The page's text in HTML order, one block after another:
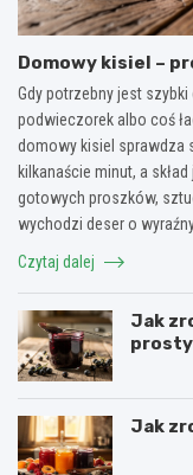
Domowy kisiel –
Gdy potrzebny jest
podwieczorek albo coś
domowy kisiel sprawdza
kilkanaście minut, a
gotowych proszków,
wychodzi deser o
Czytaj dalej
Jak
Jak